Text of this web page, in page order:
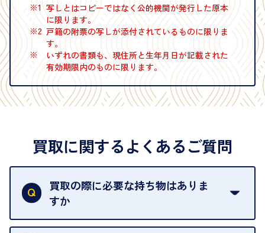
※1 写しとはコピーではなく公的機関が発行した原本
に限ります。
※2 戸籍の附票の写しが添付されているものに限りま
す。
※
いずれの書類も、現住所と生年月日が記載された
有効期限内のものに限ります。
買取に関するよくあるご質問
買取の際に必要な持ち物はありま
すか
本人確認書類をご用意ください。ご利用になれる書